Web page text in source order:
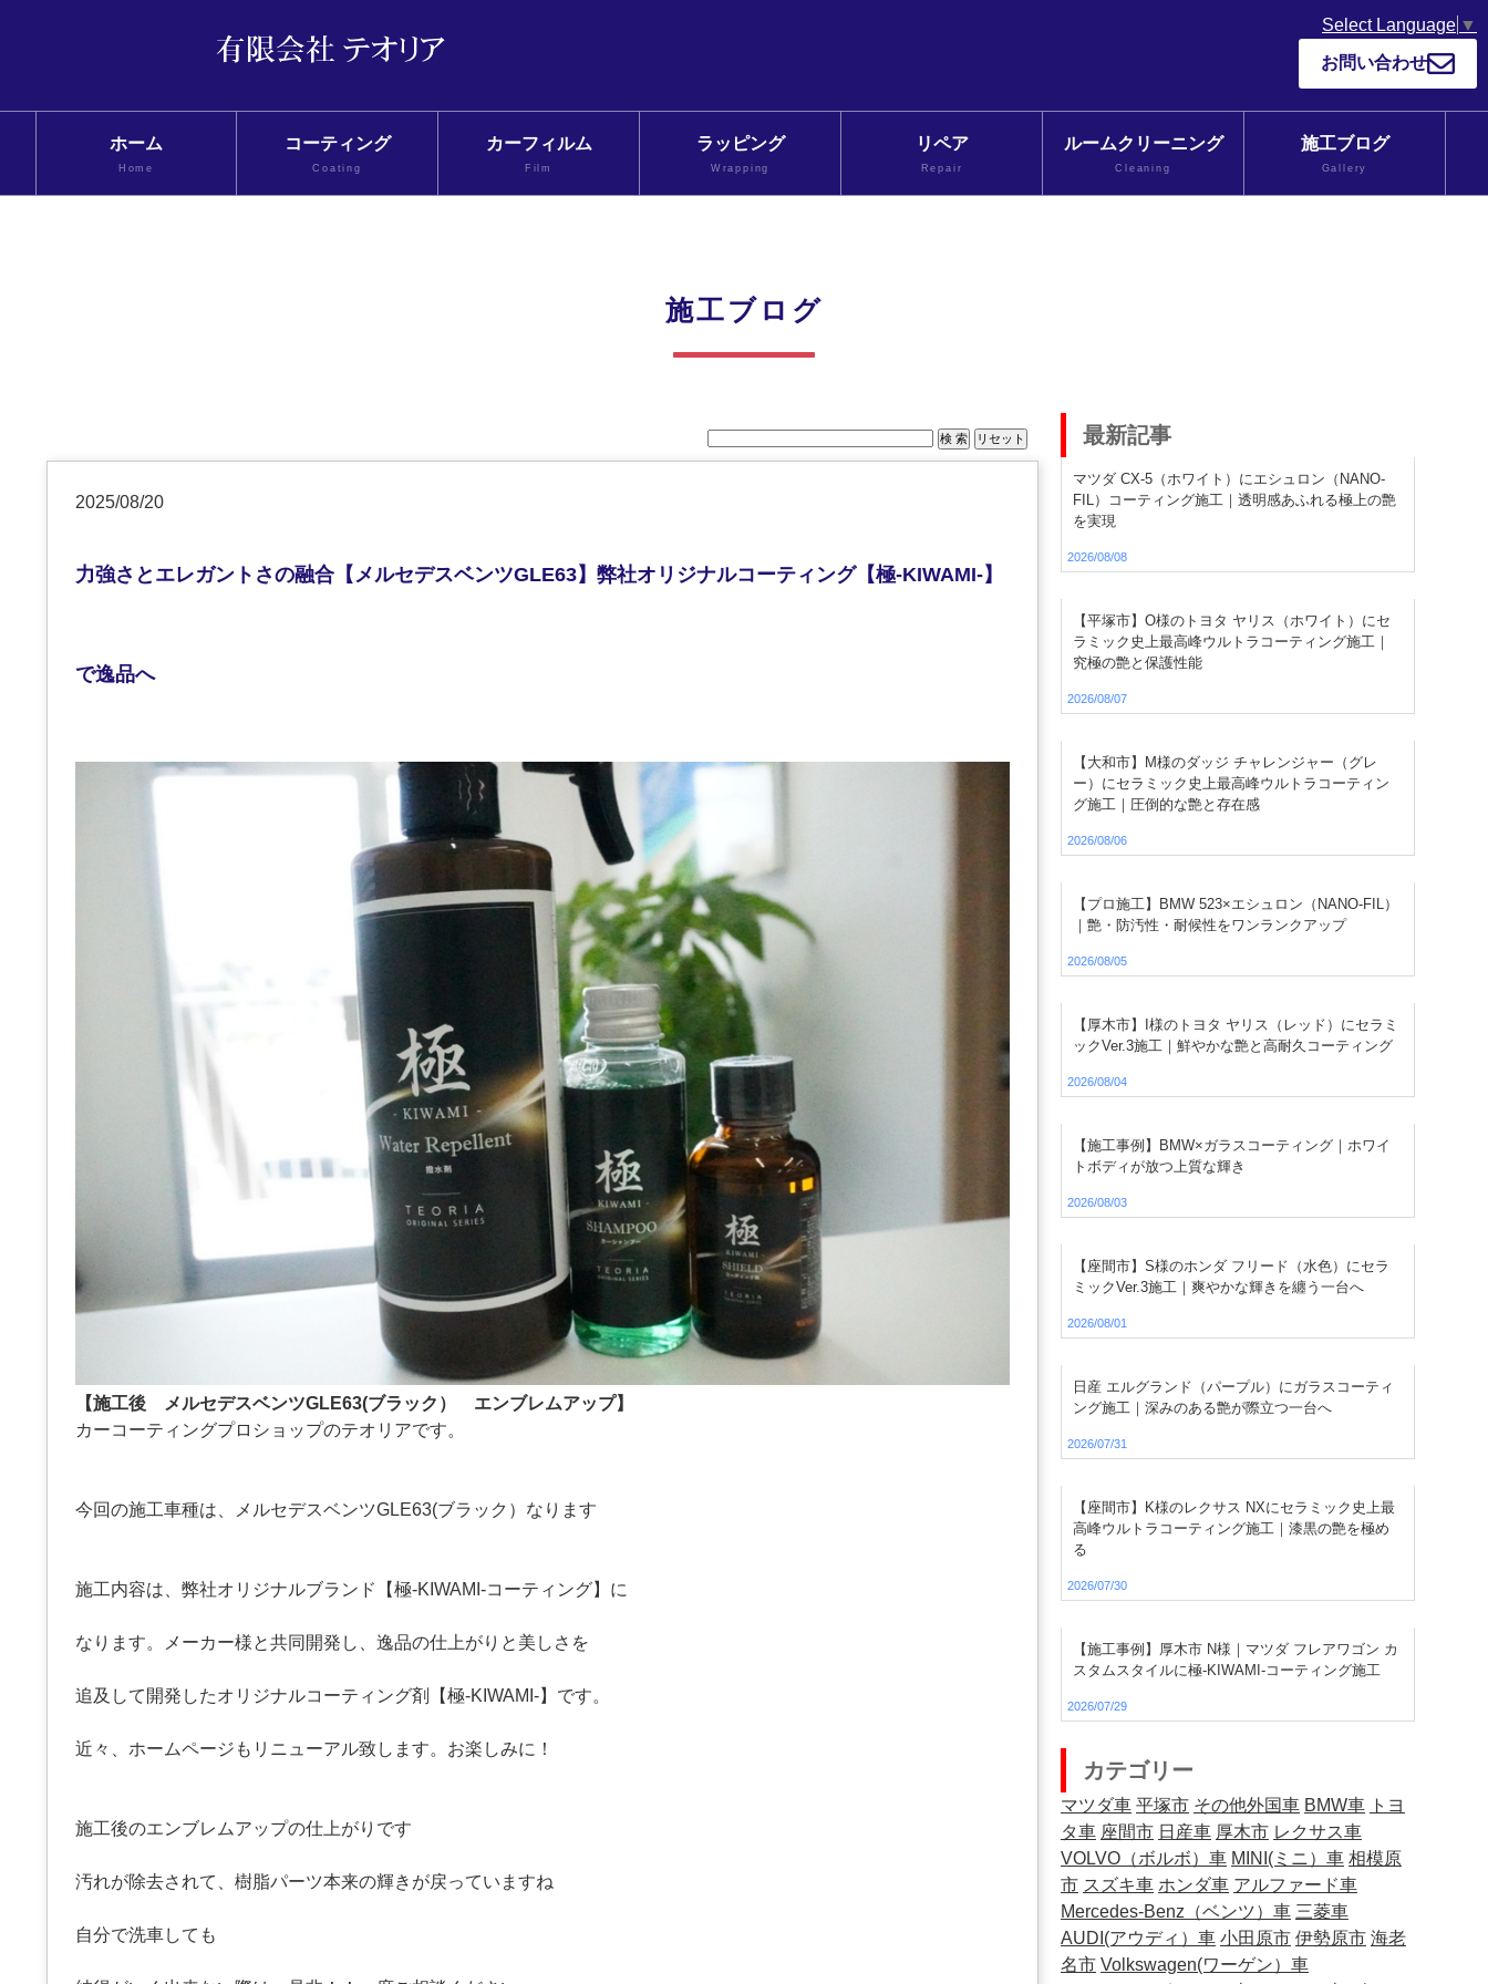
Select Language ▼
お問い合わせ
ホーム
Home
コーティング
Coating
カーフィルム
Film
ラッピング
Wrapping
リペア
Repair
ルームクリーニング
Cleaning
施工ブログ
Gallery
施工ブログ
2025/08/20
力強さとエレガントさの融合【メルセデスベンツGLE63】弊社オリジナルコーティング【極-KIWAMI-】
で逸品へ
【施工後 メルセデスベンツGLE63(ブラック） エンブレムアップ】
カーコーティングプロショップのテオリアです。
今回の施工車種は、メルセデスベンツGLE63(ブラック）なります
施工内容は、弊社オリジナルブランド【極-KIWAMI-コーティング】に
なります。メーカー様と共同開発し、逸品の仕上がりと美しさを
追及して開発したオリジナルコーティング剤【極-KIWAMI-】です。
近々、ホームページもリニューアル致します。お楽しみに！
施工後のエンブレムアップの仕上がりです
汚れが除去されて、樹脂パーツ本来の輝きが戻っていますね
自分で洗車しても
最新記事
マツダ CX-5（ホワイト）にエシュロン（NANO-
FIL）コーティング施工｜透明感あふれる極上の艶
を実現
2026/08/08
【平塚市】O様のトヨタ ヤリス（ホワイト）にセ
ラミック史上最高峰ウルトラコーティング施工｜
究極の艶と保護性能
2026/08/07
【大和市】M様のダッジ チャレンジャー（グレ
ー）にセラミック史上最高峰ウルトラコーティン
グ施工｜圧倒的な艶と存在感
2026/08/06
【プロ施工】BMW 523×エシュロン（NANO-FIL）
｜艶・防汚性・耐候性をワンランクアップ
2026/08/05
【厚木市】I様のトヨタ ヤリス（レッド）にセラミ
ックVer.3施工｜鮮やかな艶と高耐久コーティング
2026/08/04
【施工事例】BMW×ガラスコーティング｜ホワイ
トボディが放つ上質な輝き
2026/08/03
【座間市】S様のホンダ フリード（水色）にセラ
ミックVer.3施工｜爽やかな輝きを纏う一台へ
2026/08/01
日産 エルグランド（パープル）にガラスコーティ
ング施工｜深みのある艶が際立つ一台へ
2026/07/31
【座間市】K様のレクサス NXにセラミック史上最
高峰ウルトラコーティング施工｜漆黒の艶を極め
る
2026/07/30
【施工事例】厚木市 N様｜マツダ フレアワゴン カ
スタムスタイルに極-KIWAMI-コーティング施工
2026/07/29
カテゴリー
マツダ車 平塚市 その他外国車 BMW車 トヨ
タ車 座間市 日産車 厚木市 レクサス車
VOLVO（ボルボ）車 MINI(ミニ）車 相模原
市 スズキ車 ホンダ車 アルファード車
Mercedes-Benz（ベンツ）車 三菱車
AUDI(アウディ）車 小田原市 伊勢原市 海老
名市 Volkswagen(ワーゲン）車